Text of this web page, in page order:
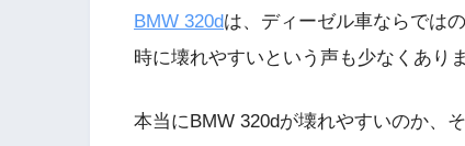
BMW 320dは、ディーゼル車ならでは
時に壊れやすいという声も少なくあり
本当にBMW 320dが壊れやすいのか、